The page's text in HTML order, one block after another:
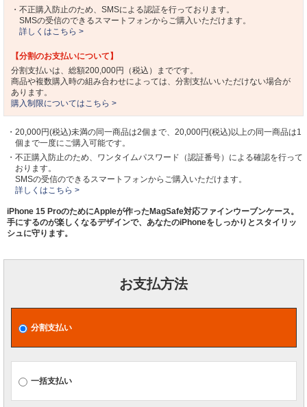
・不正購入防止のため、SMSによる認証を行っております。
SMSの受信のできるスマートフォンからご購入いただけます。
詳しくはこちら >
【分割のお支払いについて】
分割支払いは、総額200,000円（税込）までです。
商品や複数購入時の組み合わせによっては、分割支払いいただけない場合が
あります。
購入制限についてはこちら >
・20,000円(税込)未満の同一商品は2個まで、20,000円(税込)以上の同一商品は1
個まで一度にご購入可能です。
・不正購入防止のため、ワンタイムパスワード（認証番号）による確認を行って
おります。
SMSの受信のできるスマートフォンからご購入いただけます。
詳しくはこちら >
iPhone 15 ProのためにAppleが作ったMagSafe対応ファインウーブンケース。
手にするのが楽しくなるデザインで、あなたのiPhoneをしっかりとスタイリッ
シュに守ります。
お支払方法
分割支払い
一括支払い